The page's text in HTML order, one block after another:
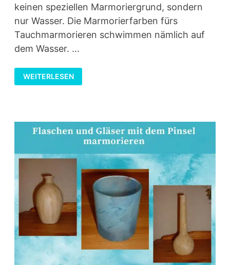
keinen speziellen Marmoriergrund, sondern
nur Wasser. Die Marmorierfarben fürs
Tauchmarmorieren schwimmen nämlich auf
dem Wasser. …
FRAGEN
UND
ANTWORTEN
WEITERLESEN